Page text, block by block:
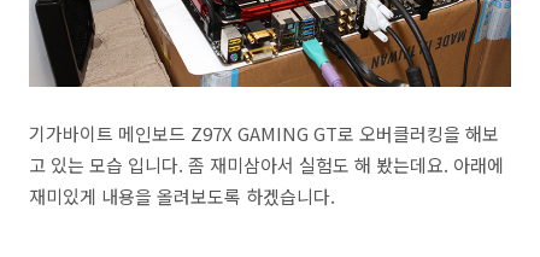
기가바이트 메인보드 Z97X GAMING GT로 오버클러킹을 해보
고 있는 모습 입니다. 좀 재미삼아서 실험도 해 봤는데요. 아래에
재미있게 내용을 올려보도록 하겠습니다.